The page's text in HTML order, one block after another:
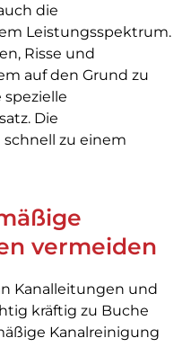
die
Leistungsspektrum.
Risse und
auf den Grund zu
Die
zu einem
vermeiden
Kanalleitungen und
kräftig zu Buche
Kanalreinigung